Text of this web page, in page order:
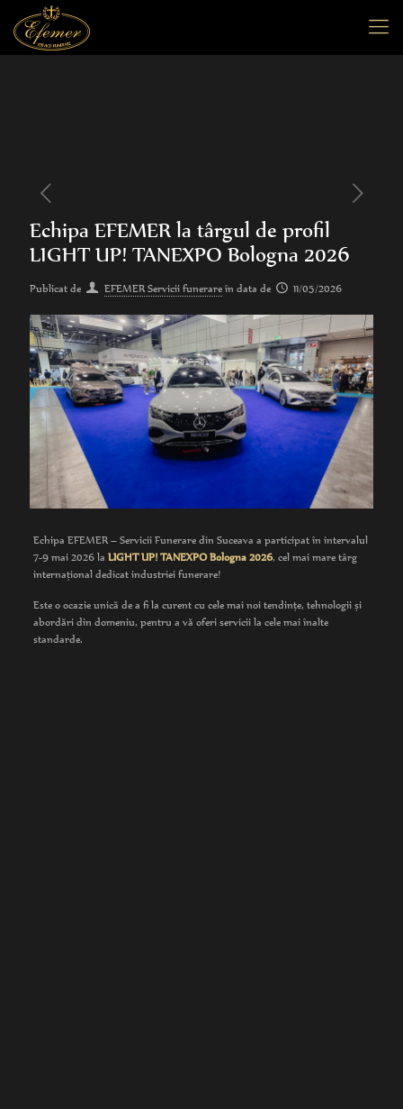
Echipa EFEMER la târgul de profil
LIGHT UP! TANEXPO Bologna 2026
Publicat de EFEMER Servicii funerare în data de 11/05/2026
Echipa EFEMER – Servicii Funerare din Suceava a participat în intervalul
7-9 mai 2026 la LIGHT UP! TANEXPO Bologna 2026, cel mai mare târg
internațional dedicat industriei funerare!
Este o ocazie unică de a fi la curent cu cele mai noi tendințe, tehnologii și
abordări din domeniu, pentru a vă oferi servicii la cele mai înalte
standarde.